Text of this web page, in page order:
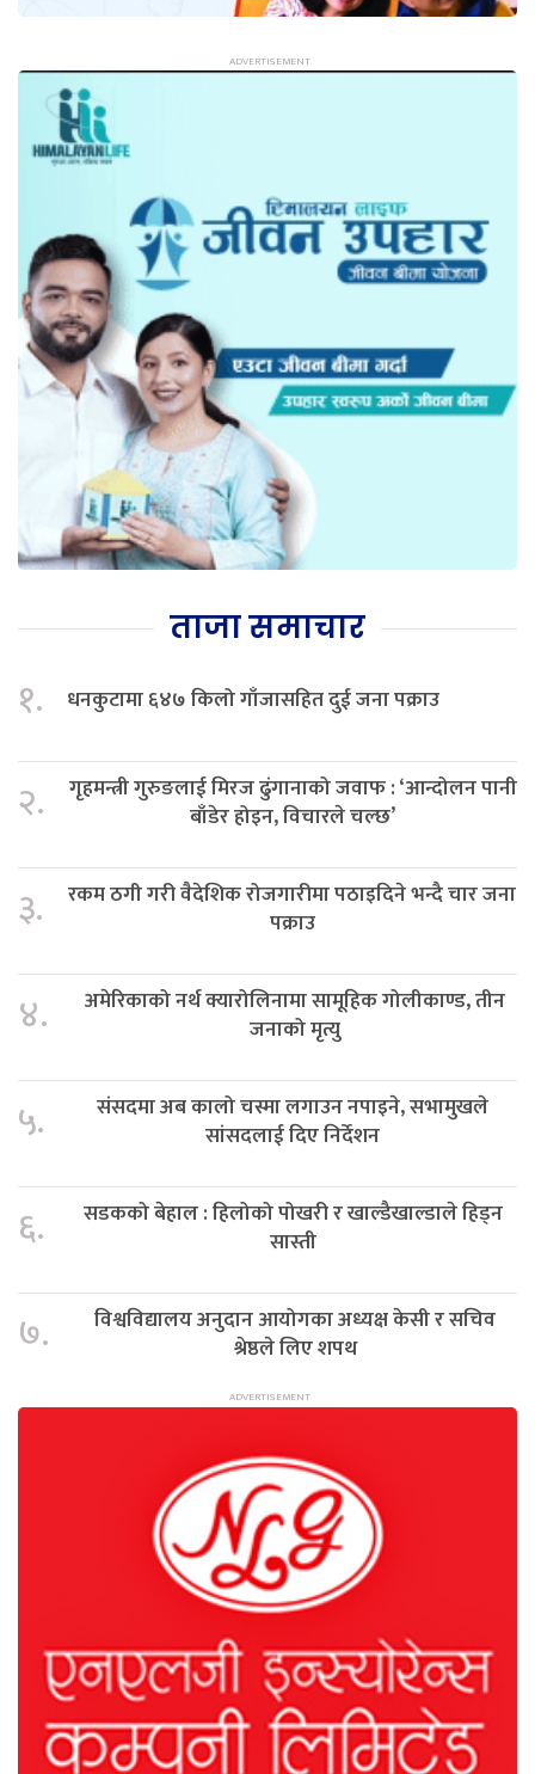
ताजा समाचार
१. धनकुटामा ६४७ किलो गाँजासहित दुई जना पक्राउ
२.
गृहमन्त्री गुरुङलाई मिरज ढुंगानाको जवाफ : ‘आन्दोलन पानी
बाँडेर होइन, विचारले चल्छ’
३.
रकम ठगी गरी वैदेशिक रोजगारीमा पठाइदिने भन्दै चार जना
पक्राउ
४.
अमेरिकाको नर्थ क्यारोलिनामा सामूहिक गोलीकाण्ड, तीन
जनाको मृत्यु
५.
संसदमा अब कालो चस्मा लगाउन नपाइने, सभामुखले
सांसदलाई दिए निर्देशन
६.
सडकको बेहाल : हिलोको पोखरी र खाल्डैखाल्डाले हिड्न
सास्ती
७.
विश्वविद्यालय अनुदान आयोगका अध्यक्ष केसी र सचिव
श्रेष्ठले लिए शपथ